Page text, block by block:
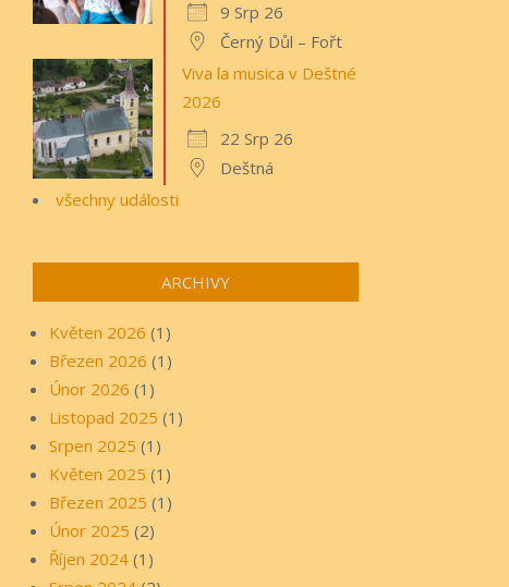
9 Srp 26
Černý Důl – Fořt
Viva la musica v Deštné
2026
22 Srp 26
Deštná
všechny události
ARCHIVY
Květen 2026 (1)
Březen 2026 (1)
Únor 2026 (1)
Listopad 2025 (1)
Srpen 2025 (1)
Květen 2025 (1)
Březen 2025 (1)
Únor 2025 (2)
Říjen 2024 (1)